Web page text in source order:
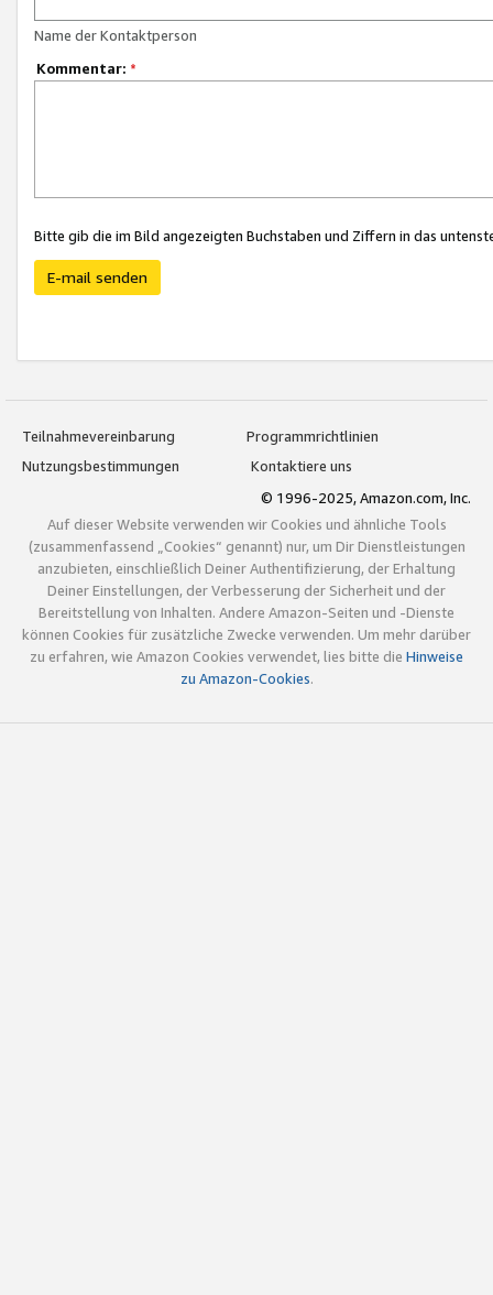
Name der Kontaktperson
Kommentar: *
Bitte gib die im Bild angezeigten Buchstaben und Ziffern in das
E-mail senden
Teilnahmevereinbarung
Programmrichtlinien
Nutzungsbestimmungen
Kontaktiere uns
© 1996-2025, Amazon.com, Inc.
Auf dieser Website verwenden wir Cookies und ähnliche Tools
(zusammenfassend „Cookies“ genannt) nur, um Dir Dienstleistungen
anzubieten, einschließlich Deiner Authentifizierung, der Erhaltung
Deiner Einstellungen, der Verbesserung der Sicherheit und der
Bereitstellung von Inhalten. Andere Amazon-Seiten und -Dienste
können Cookies für zusätzliche Zwecke verwenden. Um mehr darüber
zu erfahren, wie Amazon Cookies verwendet, lies bitte die Hinweise
zu Amazon-Cookies.